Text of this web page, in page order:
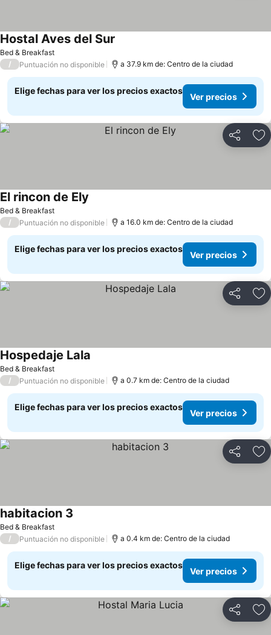
Bed & Breakfast
Hostal Aves del Sur
/ Puntuación no disponible a 37.9 km de: Centro de la ciudad
Elige fechas para ver los precios exactos
Ver precios
Compartir
Bed & Breakfast
El rincon de Ely
/ Puntuación no disponible a 16.0 km de: Centro de la ciudad
Elige fechas para ver los precios exactos
Ver precios
Compartir
Bed & Breakfast
Hospedaje Lala
/ Puntuación no disponible a 0.7 km de: Centro de la ciudad
Elige fechas para ver los precios exactos
Ver precios
Compartir
Bed & Breakfast
habitacion 3
/ Puntuación no disponible a 0.4 km de: Centro de la ciudad
Elige fechas para ver los precios exactos
Ver precios
Compartir